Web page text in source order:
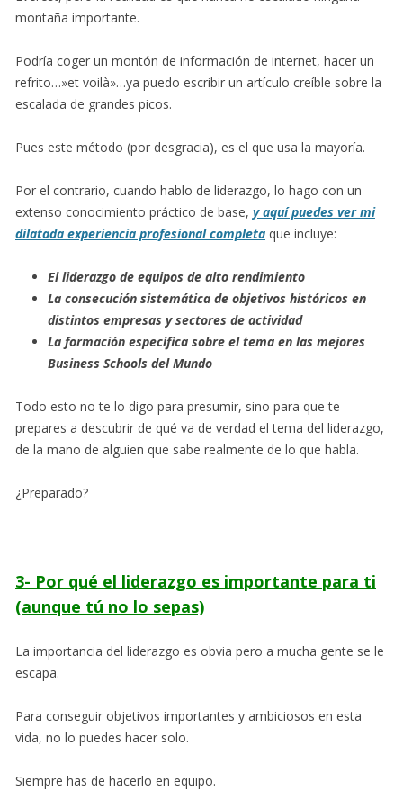
montaña importante.
Podría coger un montón de información de internet, hacer un
refrito…»et voilà»…ya puedo escribir un artículo creíble sobre la
escalada de grandes picos.
Pues este método (por desgracia), es el que usa la mayoría.
Por el contrario, cuando hablo de liderazgo, lo hago con un
extenso conocimiento práctico de base, y aquí puedes ver mi
dilatada experiencia profesional completa que incluye:
El liderazgo de equipos de alto rendimiento
La consecución sistemática de objetivos históricos en
distintos empresas y sectores de actividad
La formación específica sobre el tema en las mejores
Business Schools del Mundo
Todo esto no te lo digo para presumir, sino para que te
prepares a descubrir de qué va de verdad el tema del liderazgo,
de la mano de alguien que sabe realmente de lo que habla.
¿Preparado?
3- Por qué el liderazgo es importante para ti
(aunque tú no lo sepas)
La importancia del liderazgo es obvia pero a mucha gente se le
escapa.
Para conseguir objetivos importantes y ambiciosos en esta
vida, no lo puedes hacer solo.
Siempre has de hacerlo en equipo.